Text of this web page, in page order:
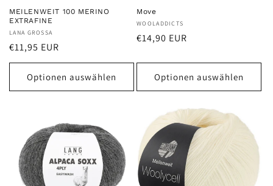
MEILENWEIT 100 MERINO
EXTRAFINE
Anbieter:
LANA GROSSA
Normaler
Preis
€11,95 EUR
Optionen auswählen
Move
Anbieter:
WOOLADDICTS
Normaler
€14,90 EUR
Optionen auswählen